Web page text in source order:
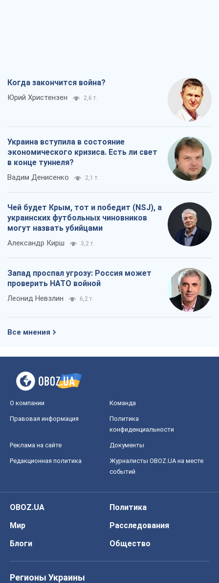
Когда закончится война?
Юрий Христензен 2,6 т.
Украина вступила в состояние
экономического кризиса. Есть ли свет
в конце туннеля?
Вадим Денисенко 2,1 т.
Чей будет Крым, тот и победит (NSJ), а
украинских футбольных чиновников
могут назвать убийцами
Александр Кирш 3,2 т.
Запад проспал угрозу: Россия может
проверить НАТО войной
Леонид Невзлин 6,2 т.
Все мнения
О компании Команда
Правовая информация
Политика
конфиденциальности
Реклама на сайте Документы
Редакционная политика
Журналисты OBOZ.UA на месте
событий
OBOZ.UA
Политика
Мир
Расследования
Блоги
Общество
Регионы Украины